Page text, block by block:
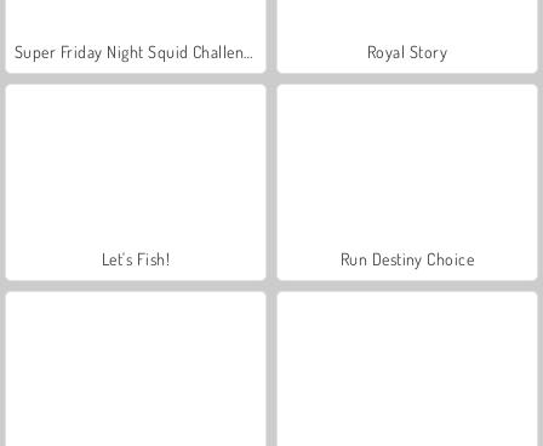
Royal Story
Let's Fish! Run Destiny Choice